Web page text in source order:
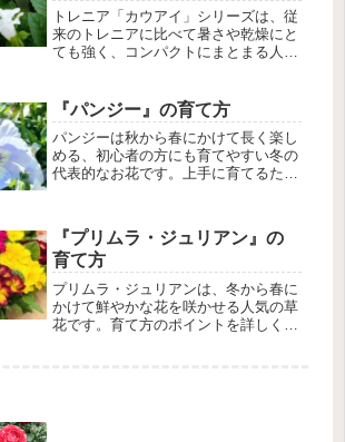
トレニア「カウアイ」シリーズは、従
来のトレニアに比べて暑さや乾燥にと
ても強く、コンパクトにまとまる人気
本情報学名： Torenia fournieri
'Kauai'科名/...
『パンジー』の育て方
パンジーは秋から春にかけて長く楽し
める、初心者の方にも育てやすい冬の
代表的なお花です。上手に育てるため
報学名： Viola ×wittrockiana科名・属
名： スミレ科...
『プリムラ・ジュリアン』の
育て方
プリムラ・ジュリアンは、冬から春に
かけて鮮やかな花を咲かせる人気の草
花です。育て方のポイントを詳しく解